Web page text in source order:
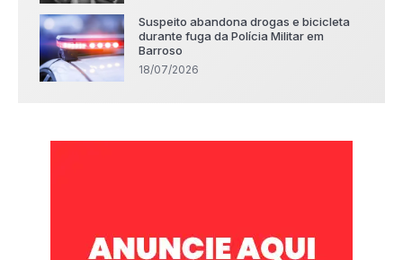
Suspeito abandona drogas e bicicleta
durante fuga da Polícia Militar em
Barroso
18/07/2026